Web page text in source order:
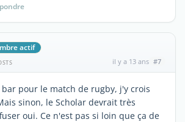
actif
il y a 13 ans #7
pour le match de rugby, j'y crois
sinon, le Scholar devrait très
oui. Ce n'est pas si loin que ça de